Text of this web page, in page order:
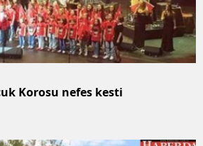
Korosu nefes kesti